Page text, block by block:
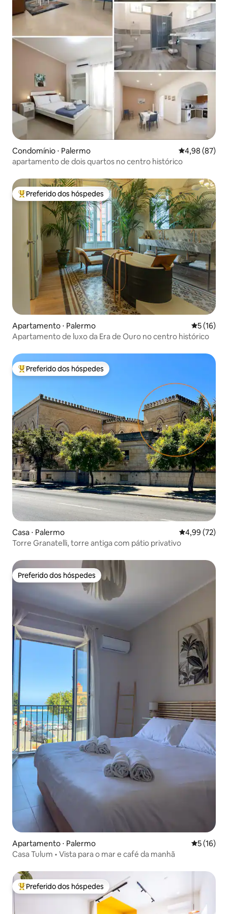
Condomínio ⋅ Palermo 4,98 de uma
4,98 (87)
apartamento de dois quartos no centro histórico
Entre os melhores preferidos dos hóspedes
Preferido dos hóspedes
Apartamento ⋅ Palermo 5 de uma
5 (16)
Apartamento de luxo da Era de Ouro no centro histórico
Entre os melhores preferidos dos hóspedes
Preferido dos hóspedes
Casa ⋅ Palermo 4,99 de uma
4,99 (72)
Torre Granatelli, torre antiga com pátio privativo
Preferido dos hóspedes
Preferido dos hóspedes
Apartamento ⋅ Palermo 5 de uma
5 (16)
Casa Tulum • Vista para o mar e café da manhã
Entre os melhores preferidos dos hóspedes
Preferido dos hóspedes